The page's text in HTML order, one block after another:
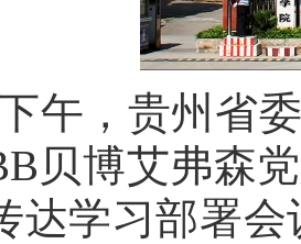
午，贵州省
贝博艾弗森
达学习部署